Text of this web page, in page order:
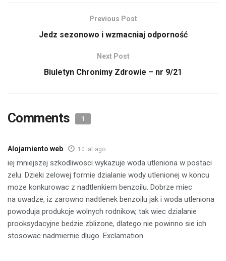
Previous Post
Jedz sezonowo i wzmacniaj odporność
Next Post
Biuletyn Chronimy Zdrowie – nr 9/21
Comments 1
Alojamiento web 10 lat ago
iej mniejszej szkodliwosci wykazuje woda utleniona w postaci
zelu. Dzieki zelowej formie dzialanie wody utlenionej w koncu
moze konkurowac z nadtlenkiem benzoilu. Dobrze miec
na uwadze, iz zarowno nadtlenek benzoilu jak i woda utleniona
powoduja produkcje wolnych rodnikow, tak wiec dzialanie
prooksydacyjne bedzie zblizone, dlatego nie powinno sie ich
stosowac nadmiernie dlugo. Exclamation